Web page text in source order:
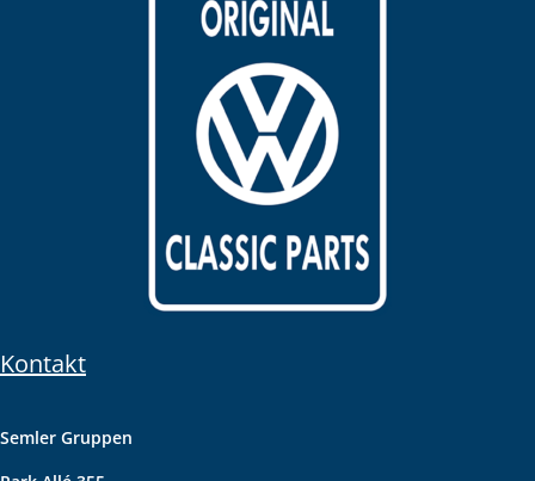
Kontakt
Semler Gruppen